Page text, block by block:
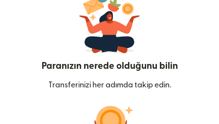
Paranızın nerede olduğunu bilin
Transferinizi her adımda takip edin.